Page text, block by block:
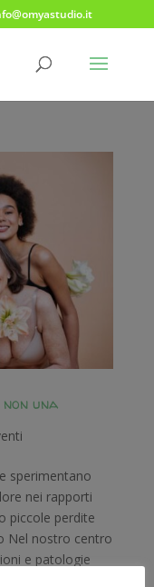
una
sperimentano
nei rapporti
piccole perdite
Nel nostro centro
e patologie